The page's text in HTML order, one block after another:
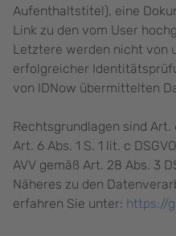
Aufenthaltstitel), eine
Link zu den vom User
Letztere werden nicht von
erfolgreicher
von IDNow übermittelten
Rechtsgrundlagen sind Art.
Art. 6 Abs. 1 S. 1 lit. c
AVV gemäß Art. 28 Abs. 3
Näheres zu den
erfahren Sie unter: https://